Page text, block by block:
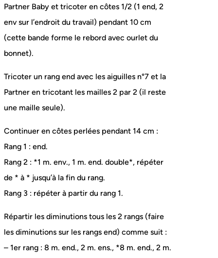
Partner Baby et tricoter en côtes 1/2 (1 end, 2
env sur l’endroit du travail) pendant 10 cm
(cette bande forme le rebord avec ourlet du
bonnet).
Tricoter un rang end avec les aiguilles n°7 et la
Partner en tricotant les mailles 2 par 2 (il reste
une maille seule).
Continuer en côtes perlées pendant 14 cm :
Rang 1 : end.
Rang 2 : *1 m. env., 1 m. end. double*, répéter
de * à * jusqu’à la fin du rang.
Rang 3 : répéter à partir du rang 1.
Répartir les diminutions tous les 2 rangs (faire
les diminutions sur les rangs end) comme suit :
– 1er rang : 8 m. end., 2 m. ens., *8 m. end., 2 m.